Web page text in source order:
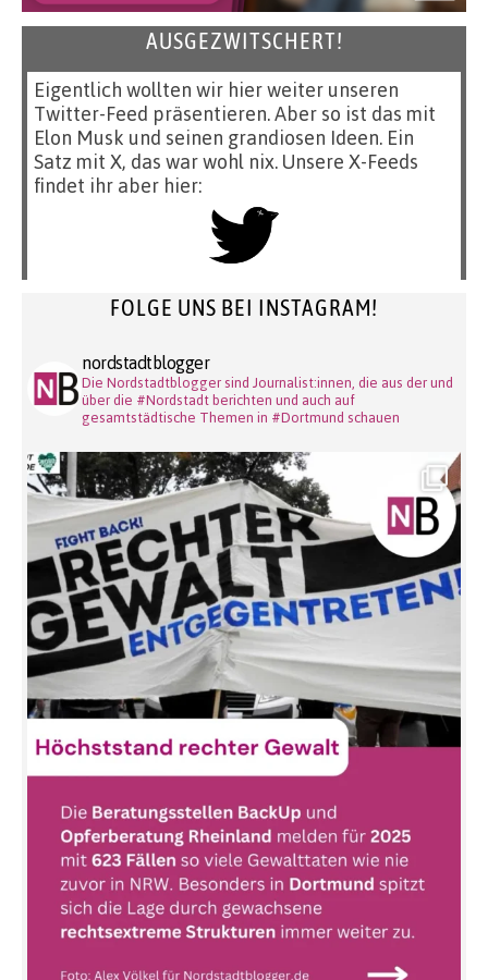
AUSGEZWITSCHERT!
Eigentlich wollten wir hier weiter unseren
Twitter-Feed präsentieren. Aber so ist das mit
Elon Musk und seinen grandiosen Ideen. Ein
Satz mit X, das war wohl nix. Unsere X-Feeds
findet ihr aber hier:
FOLGE UNS BEI INSTAGRAM!
nordstadtblogger
Die Nordstadtblogger sind Journalist:innen, die aus der und
über die #Nordstadt berichten und auch auf
gesamtstädtische Themen in #Dortmund schauen